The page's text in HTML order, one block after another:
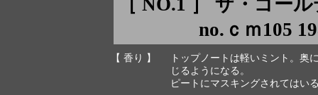
［ NO.1 ］ ザ・ゴー
no.ｃｍ105
【 香り 】
トップノートは軽いミント。奥
じるようになる。
ピートにマスキングされてはい